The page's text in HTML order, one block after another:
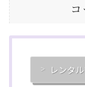
レンタ